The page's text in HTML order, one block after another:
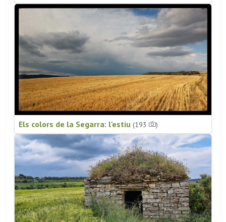
Els colors de la Segarra: l'estiu (193 )